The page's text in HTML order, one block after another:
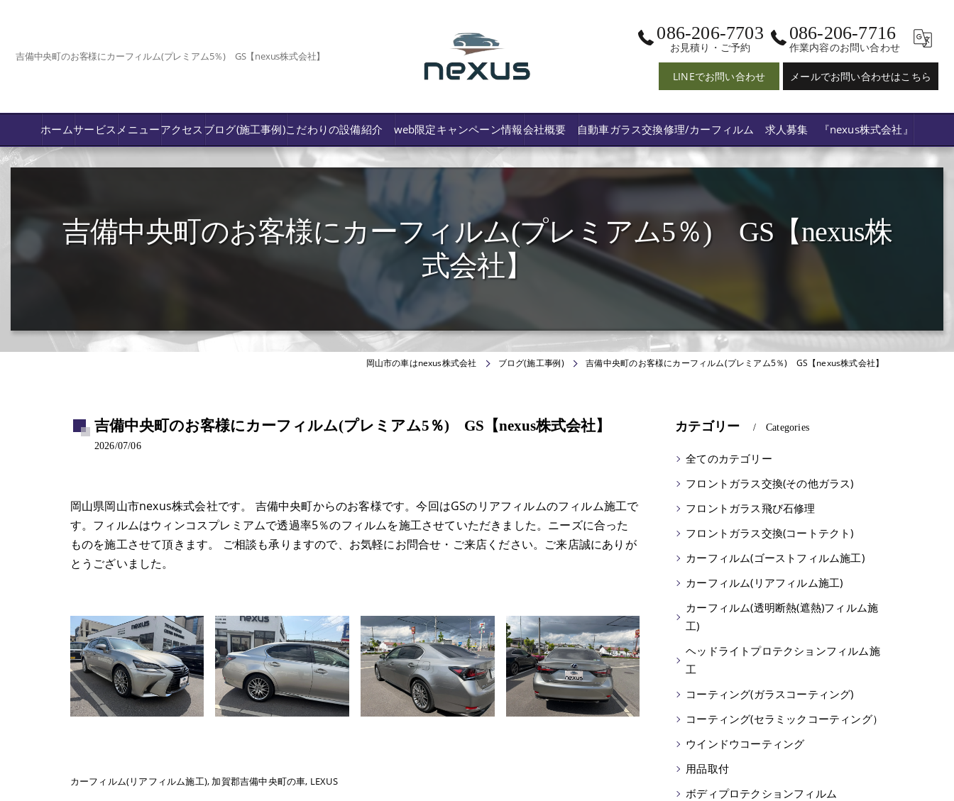
吉備中央町のお客様にカーフィルム(プレミアム5％) GS【nexus株式会社】
086-206-7703
お見積り・ご予約
086-206-7716
作業内容のお問い合わせ
LINEでお問い合わせ メールでお問い合わせはこちら
ホームサービス メニュー
フロントガラス飛び石傷/補修修理か交換/費用や保険修理の可否など解説
カー用品取付･車販売･買取(ﾄﾞﾗﾚｺ･ﾅﾋﾞ等)
アクセス ブログ(施工事例)こだわりの設備紹介 web限定キャンペーン情報会社概要 自動車ガラス交換修理/カーフィルム 求人募集 『nexus株式会社』
吉備中央町のお客様にカーフィルム(プレミアム5％) GS【nexus株
式会社】
岡山市の車はnexus株式会社 ブログ(施工事例) 吉備中央町のお客様にカーフィルム(プレミアム5％) GS【nexus株式会社】
吉備中央町のお客様にカーフィルム(プレミアム5％) GS【nexus株式会社】
2026/07/06
岡山県岡山市nexus株式会社です。 吉備中央町からのお客様です。今回はGSのリアフィルムのフィルム施工で
す。フィルムはウィンコスプレミアムで透過率5％のフィルムを施工させていただきました。ニーズに合った
ものを施工させて頂きます。 ご相談も承りますので、お気軽にお問合せ・ご来店ください。ご来店誠にありが
とうございました。
カーフィルム(リアフィルム施工) 加賀郡吉備中央町の車 LEXUS
カテゴリー Categories
全てのカテゴリー
フロントガラス交換(その他ガラス)
フロントガラス飛び石修理
フロントガラス交換(コートテクト)
カーフィルム(ゴーストフィルム施工)
カーフィルム(リアフィルム施工)
カーフィルム(透明断熱(遮熱)フィルム施
工)
ヘッドライトプロテクションフィルム施
工
コーティング(ガラスコーティング)
コーティング(セラミックコーティング）
ウインドウコーティング
用品取付
ボディプロテクションフィルム